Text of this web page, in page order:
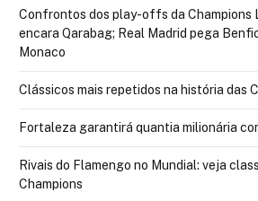
Confrontos dos play-offs da Champions
encara Qarabag; Real Madrid pega
Monaco
Clássicos mais repetidos na história das
Fortaleza garantirá quantia milionária
Rivais do Flamengo no Mundial: veja
Champions